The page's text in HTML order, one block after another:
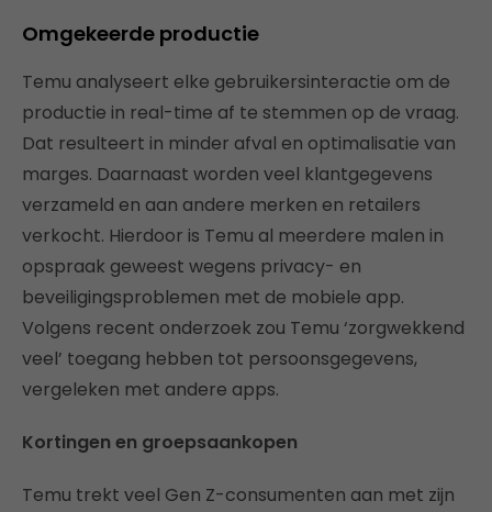
Omgekeerde productie
Temu analyseert elke gebruikersinteractie om de
productie in real-time af te stemmen op de vraag.
Dat resulteert in minder afval en optimalisatie van
marges. Daarnaast worden veel klantgegevens
verzameld en aan andere merken en retailers
verkocht. Hierdoor is Temu al meerdere malen in
opspraak geweest wegens privacy- en
beveiligingsproblemen met de mobiele app.
Volgens recent onderzoek zou Temu ‘zorgwekkend
veel’ toegang hebben tot persoonsgegevens,
vergeleken met andere apps.
Kortingen en groepsaankopen
Temu trekt veel Gen Z-consumenten aan met zijn